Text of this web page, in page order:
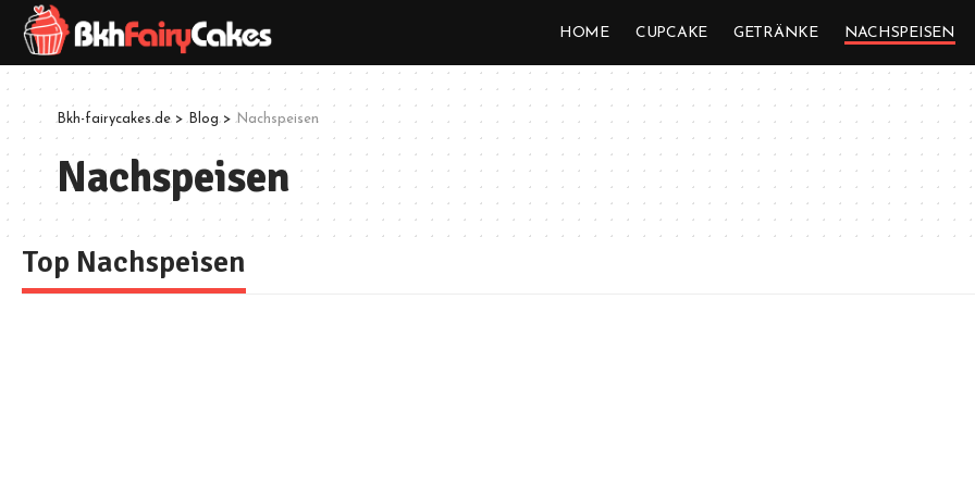
HOME CUPCAKE GETRÄNKE NACHSPEISEN
Bkh-fairycakes.de> Blog>Nachspeisen
Nachspeisen
Top Nachspeisen